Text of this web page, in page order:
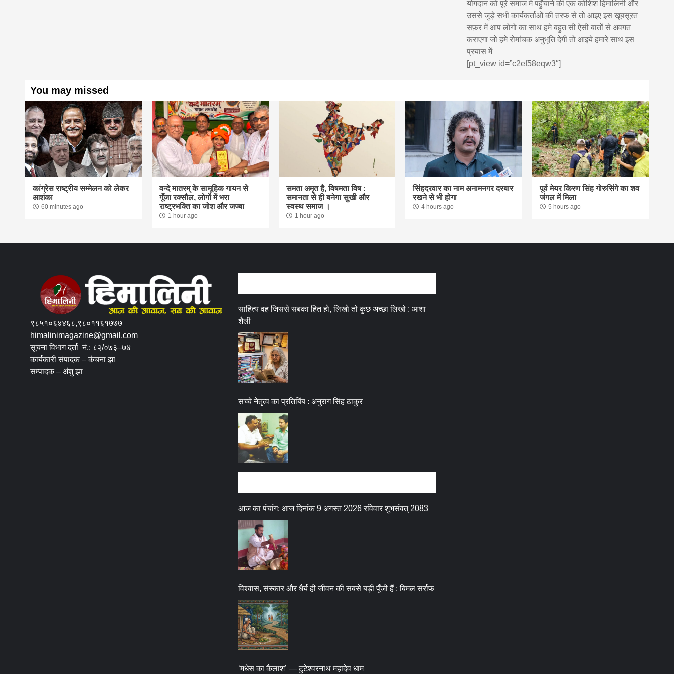
योगदान को पूरे समाज मे पहुँचाने की एक कोशिश हिमालिनी और
उससे जुड़े सभी कार्यकर्ताओं की तरफ से तो आइए इस खूबसूरत
सफ़र में आप लोगो का साथ हमे बहुत सी ऐसी बातों से अवगत
कराएगा जो हमे रोमांचक अनुभूति देगी तो आइये हमारे साथ इस
प्रयास में
[pt_view id=”c2ef58eqw3″]
You may missed
कांग्रेस राष्ट्रीय सम्मेलन को लेकर
आशंका
60 minutes ago
वन्दे मातरम् के सामूहिक गायन से
गूंँजा रक्सौल, लोगों में भरा
राष्ट्रभक्ति का जोश और जज्बा
1 hour ago
समता अमृत है, विषमता विष :
समानता से ही बनेगा सुखी और
स्वस्थ समाज ।
1 hour ago
सिंहदरवार का नाम अनामनगर दरबार
रखने से भी होगा
4 hours ago
पूर्व मेयर किरण सिंह गोरुसिंगे का शव
जंगल में मिला
5 hours ago
९८५१०६४४६८,९८०११६१७७७
himalinimagazine@gmail.com
सूचना विभाग दर्ता नं.: ८२/०७३–७४
कार्यकारी संपादक – कंचना झा
सम्पादक – अंशु झा
साहित्य वह जिससे सबका हित हो, लिखो तो कुछ अच्छा लिखो : आशा
शैली
सच्चे नेतृत्व का प्रतिबिंब : अनुराग सिंह ठाकुर
आज का पंचांग: आज दिनांक 9 अगस्त 2026 रविवार शुभसंवत् 2083
विश्वास, संस्कार और धैर्य ही जीवन की सबसे बड़ी पूँजी हैं : बिमल सर्राफ
‘मधेस का कैलाश’ — टुटेश्वरनाथ महादेव धाम